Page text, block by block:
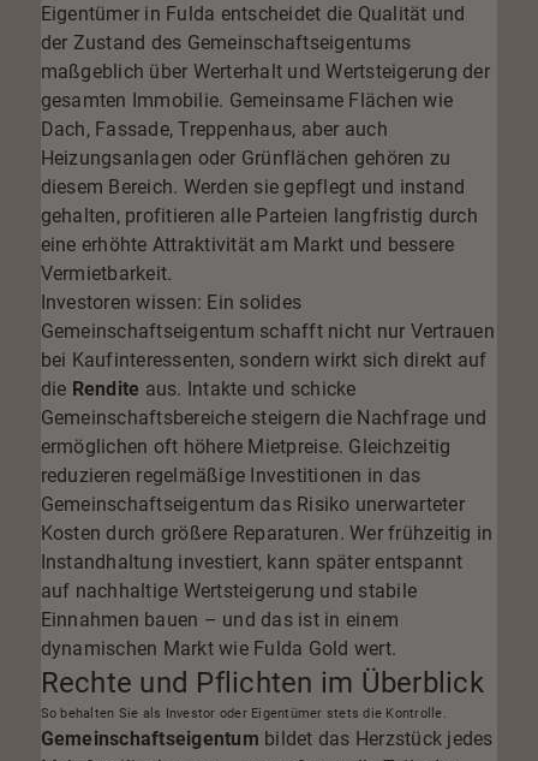
Eigentümer in Fulda entscheidet die Qualität und
der Zustand des Gemeinschaftseigentums
maßgeblich über Werterhalt und Wertsteigerung der
gesamten Immobilie. Gemeinsame Flächen wie
Dach, Fassade, Treppenhaus, aber auch
Heizungsanlagen oder Grünflächen gehören zu
diesem Bereich. Werden sie gepflegt und instand
gehalten, profitieren alle Parteien langfristig durch
eine erhöhte Attraktivität am Markt und bessere
Vermietbarkeit.
Investoren wissen: Ein solides
Gemeinschaftseigentum schafft nicht nur Vertrauen
bei Kaufinteressenten, sondern wirkt sich direkt auf
die Rendite aus. Intakte und schicke
Gemeinschaftsbereiche steigern die Nachfrage und
ermöglichen oft höhere Mietpreise. Gleichzeitig
reduzieren regelmäßige Investitionen in das
Gemeinschaftseigentum das Risiko unerwarteter
Kosten durch größere Reparaturen. Wer frühzeitig in
Instandhaltung investiert, kann später entspannt
auf nachhaltige Wertsteigerung und stabile
Einnahmen bauen – und das ist in einem
dynamischen Markt wie Fulda Gold wert.
Rechte und Pflichten im Überblick
So behalten Sie als Investor oder Eigentümer stets die Kontrolle.
Gemeinschaftseigentum bildet das Herzstück jedes